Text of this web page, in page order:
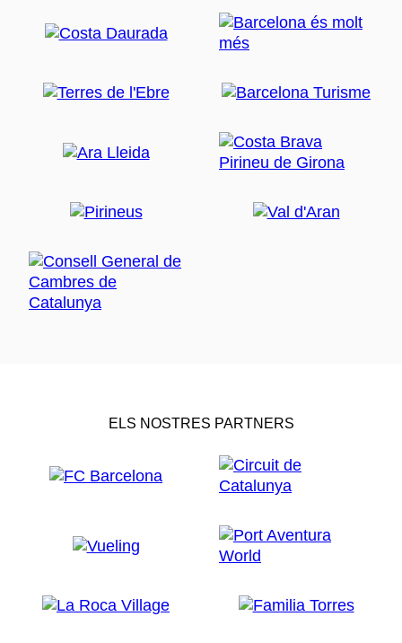
ELS NOSTRES PARTNERS